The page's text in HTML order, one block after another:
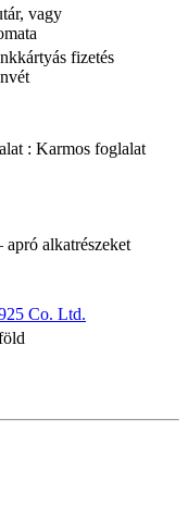
vagy
: Karmos foglalat
apró alkatrészeket
Co. Ltd.